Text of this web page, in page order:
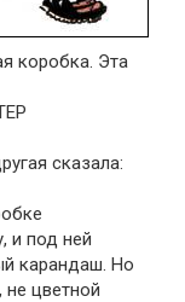
коробка. Эта
сказала:
и под ней
карандаш. Но
цветной